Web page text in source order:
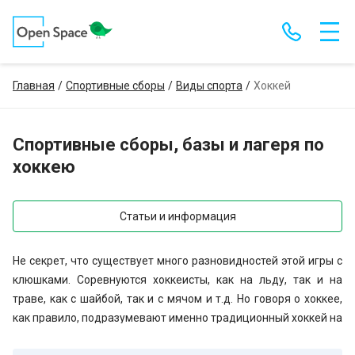
Главная Спортивные сборы Виды спорта Хоккей
Спортивные сборы, базы и лагеря по
хоккею
Статьи и информация
Не секрет, что существует много разновидностей этой игры с
клюшками. Соревнуются хоккеисты, как на льду, так и на
траве, как с шайбой, так и с мячом и т.д. Но говоря о хоккее,
как правило, подразумевают именно традиционный хоккей на